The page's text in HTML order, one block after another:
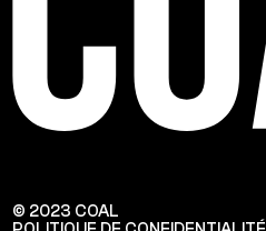
© 2023 COAL